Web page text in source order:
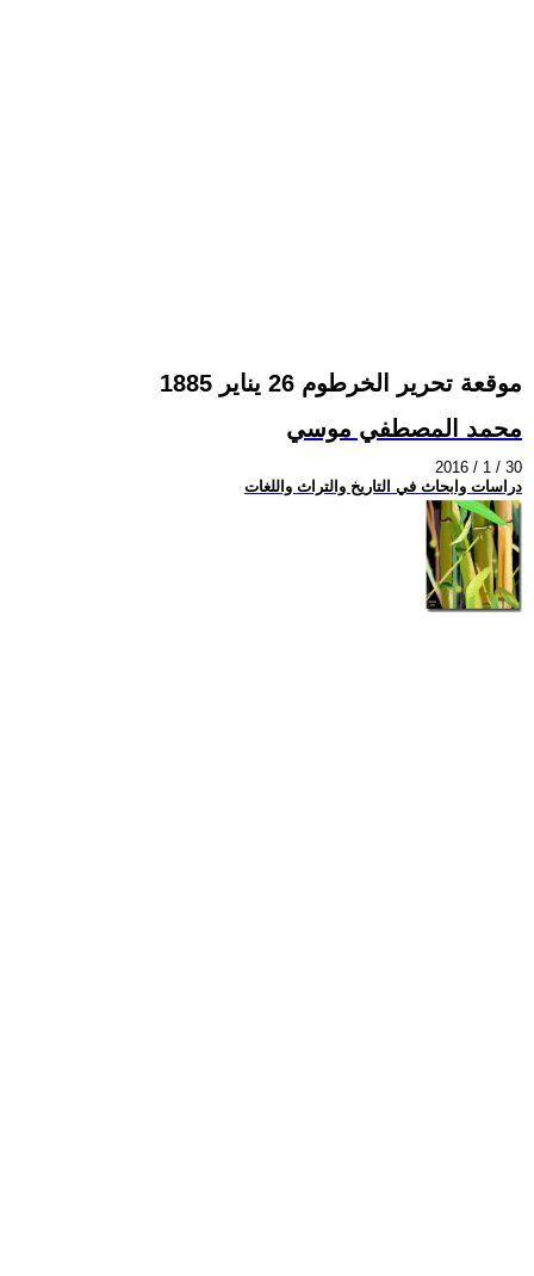
موقعة تحرير الخرطوم 26 يناير 1885
محمد المصطفي موسي
2016 / 1 / 30
دراسات وابحاث في التاريخ والتراث واللغات